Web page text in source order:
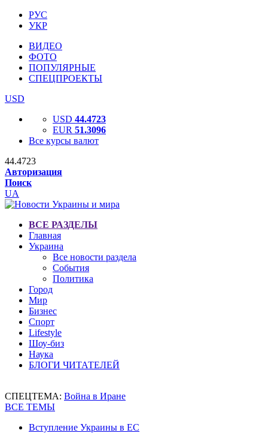
РУС
УКР
ВИДЕО
ФОТО
ПОПУЛЯРНЫЕ
СПЕЦПРОЕКТЫ
USD
USD 44.4723
EUR 51.3096
Все курсы валют
44.4723
Авторизация
Поиск
UA
ВСЕ РАЗДЕЛЫ
Главная
Украина
Все новости раздела
События
Политика
Город
Мир
Бизнес
Спорт
Lifestyle
Шоу-биз
Наука
БЛОГИ ЧИТАТЕЛЕЙ
СПЕЦТЕМА: Война в Иране
ВСЕ ТЕМЫ
Вступление Украины в ЕС